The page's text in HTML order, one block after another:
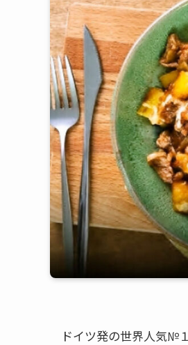
ドイツ発の世界人気№